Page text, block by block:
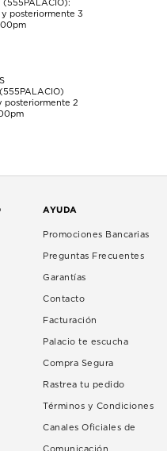
(555PALACIO):
y posteriormente 3
posteriormente 2
AYUDA
Promociones Bancarias
Preguntas Frecuentes
Garantías
Contacto
Facturación
Palacio te escucha
Compra Segura
Rastrea tu pedido
Términos y Condiciones
Canales Oficiales de
Comunicación